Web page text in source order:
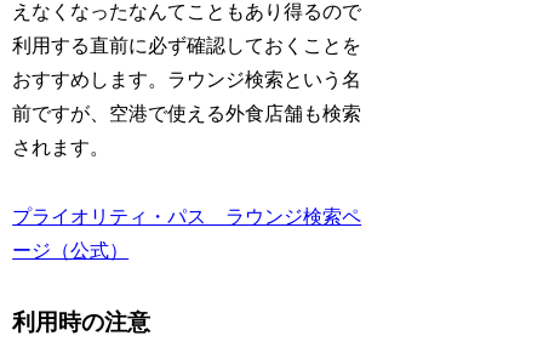
えなくなったなんてこともあり得るので
利用する直前に必ず確認しておくことを
おすすめします。ラウンジ検索という名
前ですが、空港で使える外食店舗も検索
されます。
プライオリティ・パス ラウンジ検索ペ
ージ（公式）
利用時の注意